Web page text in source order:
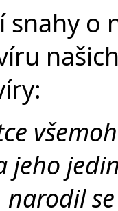
snahy o
jeho
narodil